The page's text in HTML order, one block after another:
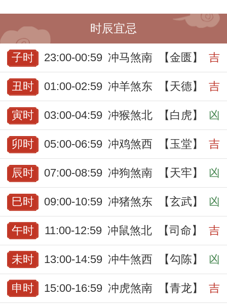
时辰宜忌
子时 23:00-00:59 冲马煞南 【金匮】 吉
丑时 01:00-02:59 冲羊煞东 【天德】 吉
寅时 03:00-04:59 冲猴煞北 【白虎】 凶
卯时 05:00-06:59 冲鸡煞西 【玉堂】 吉
辰时 07:00-08:59 冲狗煞南 【天牢】 凶
巳时 09:00-10:59 冲猪煞东 【玄武】 凶
午时 11:00-12:59 冲鼠煞北 【司命】 吉
未时 13:00-14:59 冲牛煞西 【勾陈】 凶
申时 15:00-16:59 冲虎煞南 【青龙】 吉